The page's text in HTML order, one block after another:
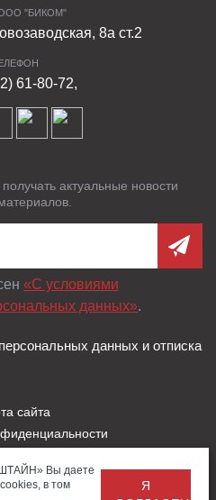
доставкой. Чтобы
и уточнить
онлайн.
"БИКОМ"
8а ст.2
61-80-72,
актуальные новости
«C условиями
данных».
данных и отписка
сайта
Cookies
Заказать
Обратная
Вы даете
в том
Я